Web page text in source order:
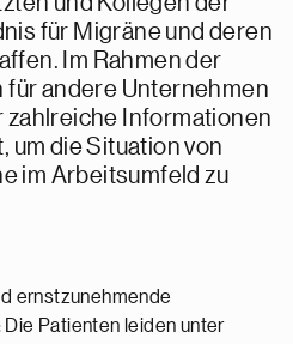
für Migräne und deren
Im Rahmen der
für andere Unternehmen
zahlreiche Informationen
um die Situation von
im Arbeitsumfeld zu
ernstzunehmende
Patienten leiden unter